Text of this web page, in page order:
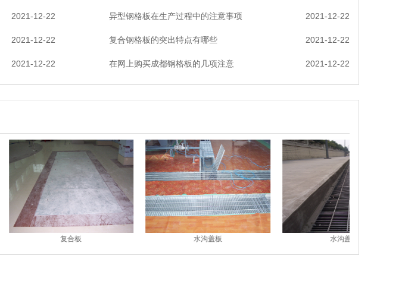
2021-12-22 异型钢格板在生产过程中的注意事项 2021-12-22
2021-12-22 复合钢格板的突出特点有哪些 2021-12-22
2021-12-22 在网上购买成都钢格板的几项注意 2021-12-22